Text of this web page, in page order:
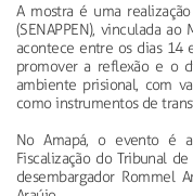
A mostra é uma
(SENAPPEN), vinculada
acontece entre os dias
promover a reflexão e o
ambiente prisional, com
como instrumentos de
No Amapá, o evento é
Fiscalização do Tribunal
desembargador Rommel